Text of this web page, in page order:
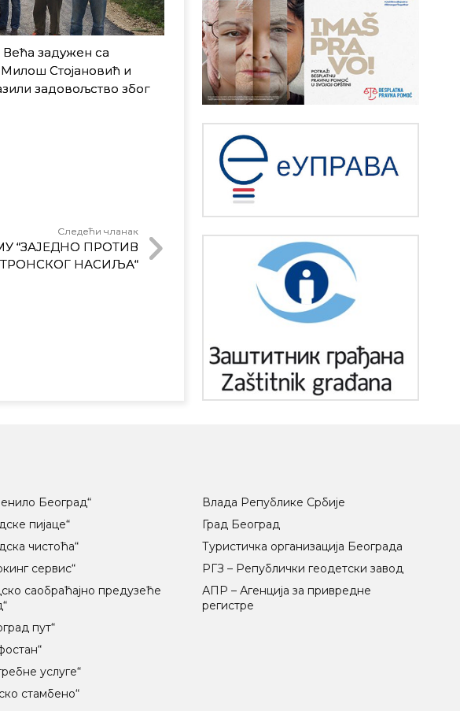
задужен са
Стојановић и
задовољство због
Следећи чланак
“ЗАЈЕДНО ПРОТИВ
НАСИЉА“
Београд“
пијаце“
чистоћа“
сервис“
саобраћајно предузеће
пут“
услуге“
стамбено“
Влада Републике Србије
Град Београд
Туристичка организација Београда
РГЗ – Републички геодетски завод
АПР – Агенција за привредне
регистре